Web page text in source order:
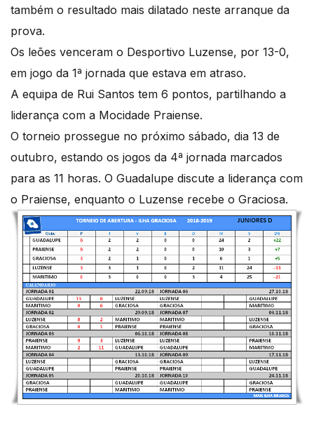
também o resultado mais dilatado neste arranque da
prova.
Os leões venceram o Desportivo Luzense, por 13-0,
em jogo da 1ª jornada que estava em atraso.
A equipa de Rui Santos tem 6 pontos, partilhando a
liderança com a Mocidade Praiense.
O torneio prossegue no próximo sábado, dia 13 de
outubro, estando os jogos da 4ª jornada marcados
para as 11 horas. O Guadalupe discute a liderança com
o Praiense, enquanto o Luzense recebe o Graciosa.